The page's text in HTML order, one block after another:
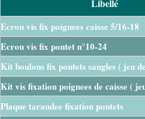
Libellé
Ecrou vis fix poignees caisse 5/16-18
Ecrou vis fix pontet n°10-24
Kit boulons fix pontets sangles ( jeu
Kit vis fixation poignees de caisse (
Plaque taraudee fixation pontets